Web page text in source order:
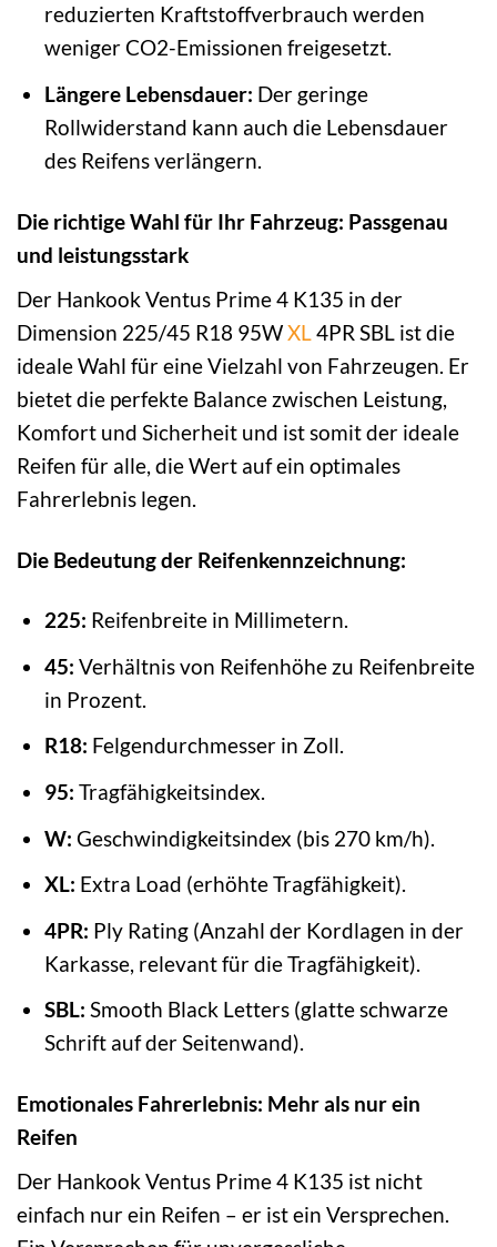
reduzierten Kraftstoffverbrauch werden
weniger CO2-Emissionen freigesetzt.
Längere Lebensdauer: Der geringe
Rollwiderstand kann auch die Lebensdauer
des Reifens verlängern.
Die richtige Wahl für Ihr Fahrzeug: Passgenau
und leistungsstark
Der Hankook Ventus Prime 4 K135 in der
Dimension 225/45 R18 95WXL 4PR SBL ist die
ideale Wahl für eine Vielzahl von Fahrzeugen. Er
bietet die perfekte Balance zwischen Leistung,
Komfort und Sicherheit und ist somit der ideale
Reifen für alle, die Wert auf ein optimales
Fahrerlebnis legen.
Die Bedeutung der Reifenkennzeichnung:
225: Reifenbreite in Millimetern.
45: Verhältnis von Reifenhöhe zu Reifenbreite
in Prozent.
R18: Felgendurchmesser in Zoll.
95: Tragfähigkeitsindex.
W: Geschwindigkeitsindex (bis 270 km/h).
XL: Extra Load (erhöhte Tragfähigkeit).
4PR: Ply Rating (Anzahl der Kordlagen in der
Karkasse, relevant für die Tragfähigkeit).
SBL: Smooth Black Letters (glatte schwarze
Schrift auf der Seitenwand).
Emotionales Fahrerlebnis: Mehr als nur ein
Reifen
Der Hankook Ventus Prime 4 K135 ist nicht
einfach nur ein Reifen – er ist ein Versprechen.